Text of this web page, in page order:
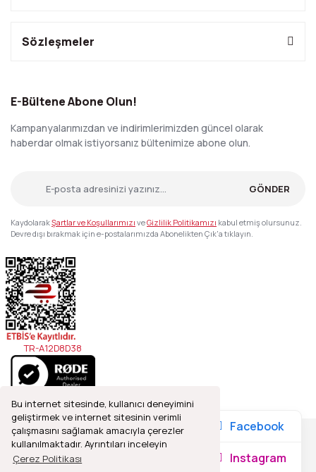
Bu internet sitesinde, kullanıcı deneyimini
geliştirmek ve internet sitesinin verimli
çalışmasını sağlamak amacıyla çerezler
kullanılmaktadır. Ayrıntıları inceleyin
Çerez Politikası
Sözleşmeler
E-Bültene Abone Olun!
Kampanyalarımızdan ve indirimlerimizden güncel olarak
haberdar olmak istiyorsanız bültenimize abone olun.
GÖNDER
KaydolarakŞartlar ve Koşullarımızı veGizlilik Politikamızı kabul etmiş olursunuz.
Devre dışı bırakmak için e-postalarımızda Abonelikten Çık'a tıklayın.
TR-A12D8D38
2021© Refleks Fotoğrafçılık, Tüm Hakları Saklıdır.
Facebook
Instagram